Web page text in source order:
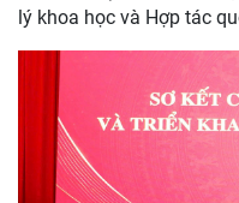
lý khoa học và Hợp tác